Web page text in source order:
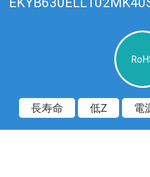
長寿命 低Z 電